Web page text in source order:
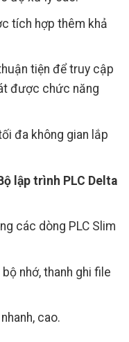
tích hợp thêm khả
tiện để truy cập
được chức năng
đa không gian lắp
lập trình PLC Delta
các dòng PLC Slim
nhớ, thanh ghi file
cao.